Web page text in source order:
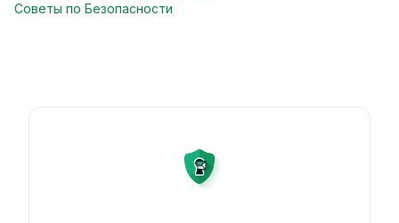
Советы по Безопасности